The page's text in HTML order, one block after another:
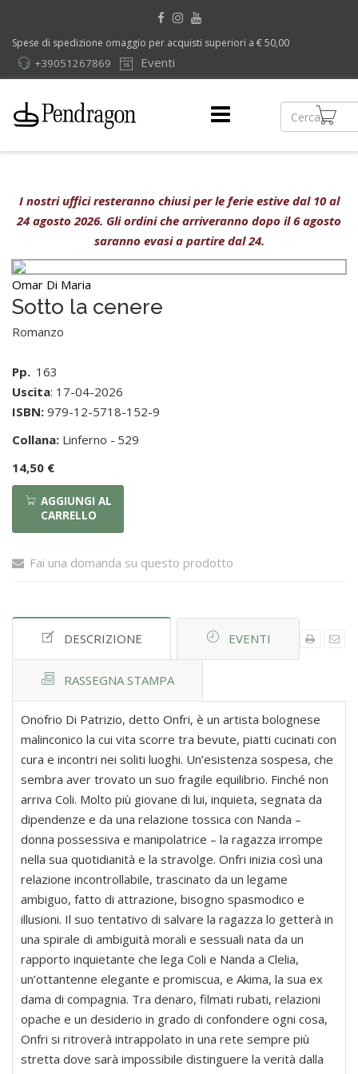
Spese di spedizione omaggio per acquisti superiori a € 50,00
Eventi
+39051267869
I nostri uffici resteranno chiusi per le ferie estive dal 10 al
24 agosto 2026. Gli ordini che arriveranno dopo il 6 agosto
saranno evasi a partire dal 24.
Omar Di Maria
Sotto la cenere
Romanzo
Pp. 163
Uscita: 17-04-2026
ISBN: 979-12-5718-152-9
Collana: Linferno - 529
14,50 €
AGGIUNGI AL
CARRELLO
Fai una domanda su questo prodotto
DESCRIZIONE EVENTI
RASSEGNA STAMPA
Onofrio Di Patrizio, detto Onfri, è un artista bolognese
malinconico la cui vita scorre tra bevute, piatti cucinati con
cura e incontri nei soliti luoghi. Un’esistenza sospesa, che
sembra aver trovato un suo fragile equilibrio. Finché non
arriva Coli. Molto più giovane di lui, inquieta, segnata da
dipendenze e da una relazione tossica con Nanda –
donna possessiva e manipolatrice – la ragazza irrompe
nella sua quotidianità e la stravolge. Onfri inizia così una
relazione incontrollabile, trascinato da un legame
ambiguo, fatto di attrazione, bisogno spasmodico e
illusioni. Il suo tentativo di salvare la ragazza lo getterà in
una spirale di ambiguità morali e sessuali nata da un
rapporto inquietante che lega Coli e Nanda a Clelia,
un’ottantenne elegante e promiscua, e Akima, la sua ex
dama di compagnia. Tra denaro, filmati rubati, relazioni
opache e un desiderio in grado di confondere ogni cosa,
Onfri si ritroverà intrappolato in una rete sempre più
stretta dove sarà impossibile distinguere la verità dalla